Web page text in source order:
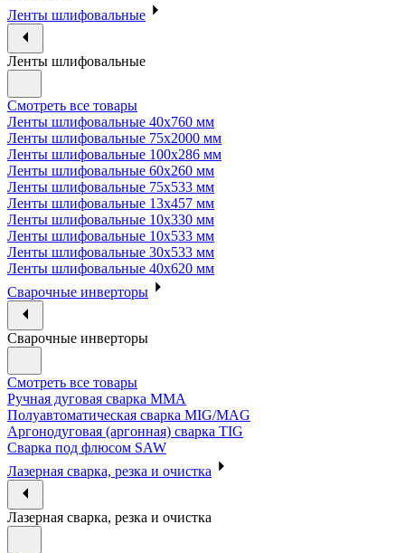
Ленты шлифовальные
Ленты шлифовальные
Смотреть все товары
Ленты шлифовальные 40х760 мм
Ленты шлифовальные 75х2000 мм
Ленты шлифовальные 100х286 мм
Ленты шлифовальные 60х260 мм
Ленты шлифовальные 75х533 мм
Ленты шлифовальные 13х457 мм
Ленты шлифовальные 10х330 мм
Ленты шлифовальные 10х533 мм
Ленты шлифовальные 30х533 мм
Ленты шлифовальные 40х620 мм
Сварочные инверторы
Сварочные инверторы
Смотреть все товары
Ручная дуговая сварка MMA
Полуавтоматическая сварка MIG/MAG
Аргонодуговая (аргонная) сварка TIG
Сварка под флюсом SAW
Лазерная сварка, резка и очистка
Лазерная сварка, резка и очистка